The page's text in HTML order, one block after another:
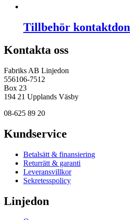
Tillbehör kontaktdon
Kontakta oss
Fabriks AB Linjedon
556106-7512
Box 23
194 21 Upplands Väsby
08-625 89 20
Kundservice
Betalsätt & finansiering
Returrätt & garanti
Leveransvillkor
Sekretesspolicy
Linjedon